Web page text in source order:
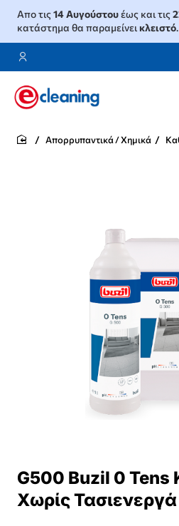
Απο τις14 Αυγούστουέως και τις
κατάστημα θα παραμείνεικλειστό
Απορρυπαντικά / Χημικά
G500 Buzil 0 Tens
Χωρίς Τασιενεργά